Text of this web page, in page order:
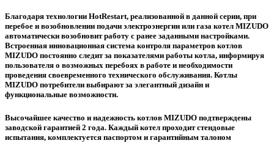
Благодаря технологии HotRestart, реализованной в данной серии, при
перебое и возобновлении подачи электроэнергии или газа котел MIZUDO
автоматически возобновит работу с ранее заданными настройками.
Встроенная инновационная система контроля параметров котлов
MIZUDO постоянно следит за показателями работы котла, информируя
пользователя о возможных перебоях в работе и необходимости
проведения своевременного технического обслуживания. Котлы
MIZUDO потребители выбирают за элегантный дизайн и
функциональные возможности.
Высочайшее качество и надежность котлов MIZUDO подтверждены
заводской гарантией 2 года. Каждый котел проходит стендовые
испытания, комплектуется паспортом и гарантийным талоном